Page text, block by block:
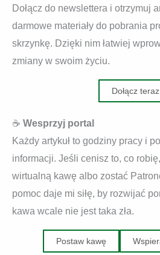
Dołącz do newslettera i otrzymuj
darmowe materiały do pobrania
skrzynkę. Dzięki nim łatwiej
zmiany w swoim życiu.
Dołącz teraz
☕ Wesprzyj portal
Każdy artykuł to godziny pracy i
informacji. Jeśli cenisz to, co
wirtualną kawę albo zostać
pomoc daje mi siłę, by rozwijać
kawa wcale nie jest taka zła.
Postaw kawę